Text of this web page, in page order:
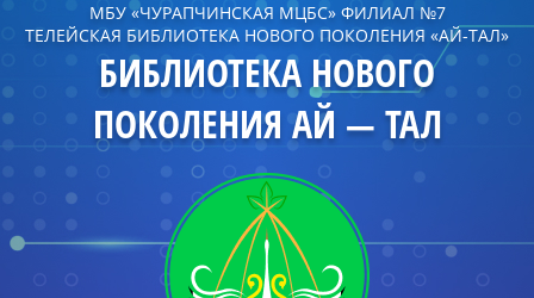
МБУ «ЧУРАПЧИНСКАЯ МЦБС» ФИЛИАЛ №7
ТЕЛЕЙСКАЯ БИБЛИОТЕКА НОВОГО ПОКОЛЕНИЯ «АЙ-ТАЛ»
БИБЛИОТЕКА НОВОГО
ПОКОЛЕНИЯ АЙ — ТАЛ